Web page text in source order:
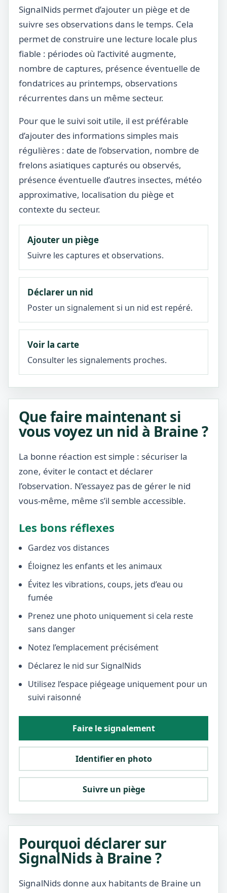
SignalNids permet d’ajouter un piège et de
suivre ses observations dans le temps. Cela
permet de construire une lecture locale plus
fiable : périodes où l’activité augmente,
nombre de captures, présence éventuelle de
fondatrices au printemps, observations
récurrentes dans un même secteur.
Pour que le suivi soit utile, il est préférable
d’ajouter des informations simples mais
régulières : date de l’observation, nombre de
frelons asiatiques capturés ou observés,
présence éventuelle d’autres insectes, météo
approximative, localisation du piège et
contexte du secteur.
Ajouter un piège
Suivre les captures et observations.
Déclarer un nid
Poster un signalement si un nid est repéré.
Voir la carte
Consulter les signalements proches.
Que faire maintenant si
vous voyez un nid à Braine ?
La bonne réaction est simple : sécuriser la
zone, éviter le contact et déclarer
l’observation. N’essayez pas de gérer le nid
vous-même, même s’il semble accessible.
Les bons réflexes
Gardez vos distances
Éloignez les enfants et les animaux
Évitez les vibrations, coups, jets d’eau ou
fumée
Prenez une photo uniquement si cela reste
sans danger
Notez l’emplacement précisément
Déclarez le nid sur SignalNids
Utilisez l’espace piégeage uniquement pour un
suivi raisonné
Faire le signalement
Identifier en photo
Suivre un piège
Pourquoi déclarer sur
SignalNids à Braine ?
SignalNids donne aux habitants de Braine un